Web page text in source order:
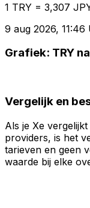
1 TRY = 3,307
9 aug 2026, 11:46
Grafiek: TRY
Vergelijk en
Als je Xe
providers, is het
tarieven en geen
waarde bij elke